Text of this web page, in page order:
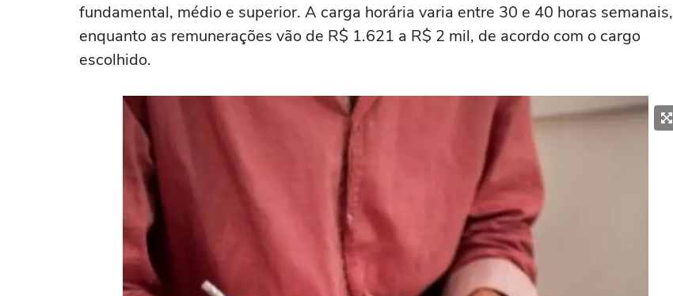
fundamental, médio e superior. A carga horária varia entre 30 e 40 horas semanais,
enquanto as remunerações vão de R$ 1.621 a R$ 2 mil, de acordo com o cargo
escolhido.